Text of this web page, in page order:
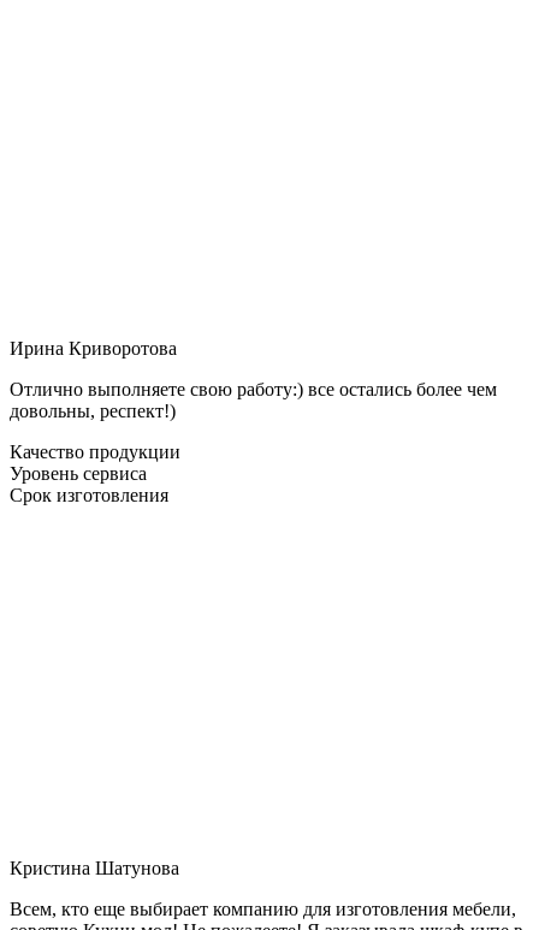
Ирина Криворотова
Отлично выполняете свою работу:) все остались более чем
довольны, респект!)
Качество продукции
Уровень сервиса
Срок изготовления
Кристина Шатунова
Всем, кто еще выбирает компанию для изготовления мебели,